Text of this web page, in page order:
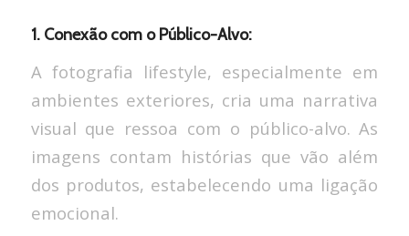
1. Conexão com o Público-Alvo:
A fotografia lifestyle, especialmente em
ambientes exteriores, cria uma narrativa
visual que ressoa com o público-alvo. As
imagens contam histórias que vão além
dos produtos, estabelecendo uma ligação
emocional.